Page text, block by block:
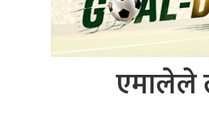
एमालेले